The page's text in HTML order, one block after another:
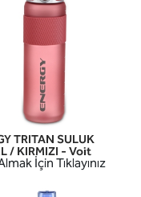
TRITAN SULUK
/ KIRMIZI - Voit
İçin Tıklayınız